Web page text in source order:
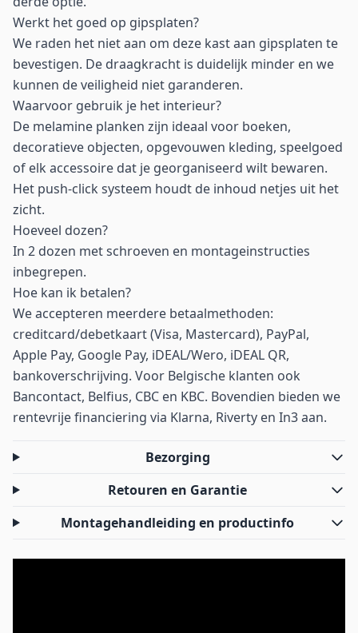
Werkt het goed op gipsplaten?
We raden het niet aan om deze kast aan gipsplaten te
bevestigen. De draagkracht is duidelijk minder en we
kunnen de veiligheid niet garanderen.
Waarvoor gebruik je het interieur?
De melamine planken zijn ideaal voor boeken,
decoratieve objecten, opgevouwen kleding, speelgoed
of elk accessoire dat je georganiseerd wilt bewaren.
Het push-click systeem houdt de inhoud netjes uit het
zicht.
Hoeveel dozen?
In 2 dozen met schroeven en montageinstructies
inbegrepen.
Hoe kan ik betalen?
We accepteren meerdere betaalmethoden:
creditcard/debetkaart (Visa, Mastercard), PayPal,
Apple Pay, Google Pay, iDEAL/Wero, iDEAL QR,
bankoverschrijving. Voor Belgische klanten ook
Bancontact, Belfius, CBC en KBC. Bovendien bieden we
rentevrije financiering via Klarna, Riverty en In3 aan.
Bezorging
Retouren en Garantie
Montagehandleiding en productinfo